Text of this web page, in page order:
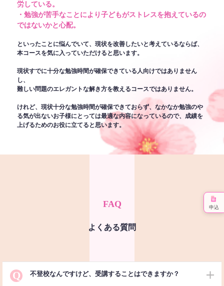
労している。
・勉強が苦手なことにより子どもがストレスを抱えているの
ではないかと心配。
といったことに悩んでいて、現状を改善したいと考えているならば、
本コースを気に入っていただけると思います。
現状すでに十分な勉強時間が確保できている人向けではありません
し、
難しい問題のエレガントな解き方を教えるコースではありません。
けれど、現状十分な勉強時間が確保できておらず、なかなか勉強のや
る気が出ないお子様にとっては最適な内容になっているので、成績を
上げるためのお役に立てると思います。
FAQ
よくある質問
Q 不登校なんですけど、受講することはできますか？
申込